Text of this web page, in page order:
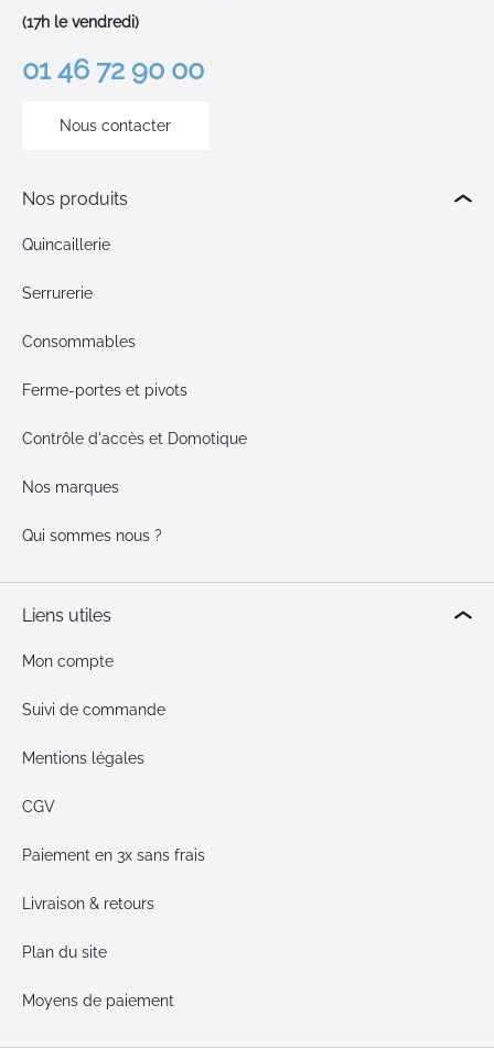
(17h le vendredi)
01 46 72 90 00
Nous contacter
Nos produits
Quincaillerie
Serrurerie
Consommables
Ferme-portes et pivots
Contrôle d'accès et Domotique
Nos marques
Qui sommes nous ?
Liens utiles
Mon compte
Suivi de commande
Mentions légales
CGV
Paiement en 3x sans frais
Livraison & retours
Plan du site
Moyens de paiement